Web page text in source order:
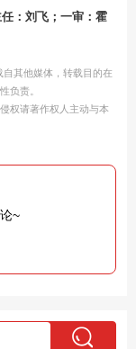
：刘飞；一审：霍
其他媒体，转载目的在
负责。
权请著作权人主动与本
~